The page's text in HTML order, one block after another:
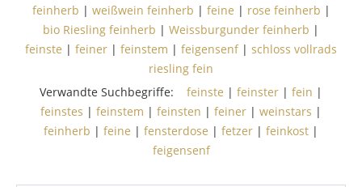
feinherb | weißwein feinherb | feine | rose feinherb |
bio Riesling feinherb | Weissburgunder feinherb |
feinste | feiner | feinstem | feigensenf| schloss vollrads
riesling fein
Verwandte Suchbegriffe:
feinste | feinster | fein |
feinstes | feinstem | feinsten | feiner | weinstars |
feinherb | feine | fensterdose | fetzer | feinkost |
feigensenf